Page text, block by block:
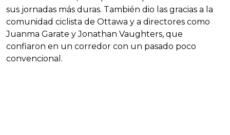
sus jornadas más duras. También dio las gracias a la
comunidad ciclista de Ottawa y a directores como
Juanma Garate y Jonathan Vaughters, que
confiaron en un corredor con un pasado poco
convencional.